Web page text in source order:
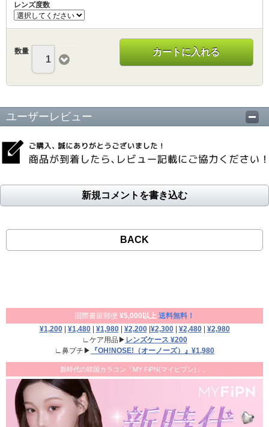
レンズ度数
数量
1
カートに入れる
ユーザーレビュー
新規コメントを書き込む
BACK
国際書留郵便 ¥5,000以上 送料無料！
¥1,200| ¥1,480| ¥1,980| ¥2,200|¥2,300| ¥2,480| ¥2,980
∟ケア用品▶ レンズケース ¥200
∟鼻プチ▶
『OH!NOSE!（オーノーズ）』¥1,980
新時代の韓国カラコン「MY FiPN(マイピプン)」。